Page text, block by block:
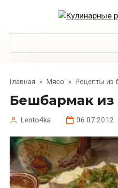
Главная » Мясо » Рецепты из
Бешбармак
Lento4ka 06.07.2012